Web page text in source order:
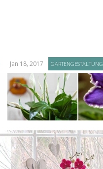
Jan 18, 2017 GARTENGESTALTUNG